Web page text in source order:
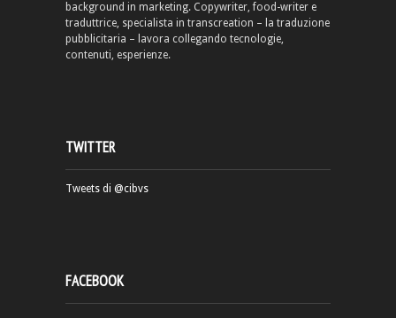
background in marketing. Copywriter, food-writer e
traduttrice, specialista in transcreation – la traduzione
pubblicitaria – lavora collegando tecnologie,
contenuti, esperienze.
TWITTER
Tweets di @cibvs
FACEBOOK